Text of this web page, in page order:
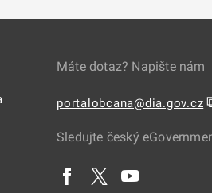
Máte dotaz? Napište nám
portalobcana@dia.gov.cz
Sledujte český